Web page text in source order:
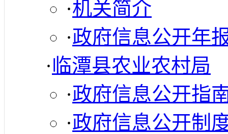
·机关简介
·政府信息公开年
·临潭县农业农村局
·政府信息公开指
·政府信息公开制